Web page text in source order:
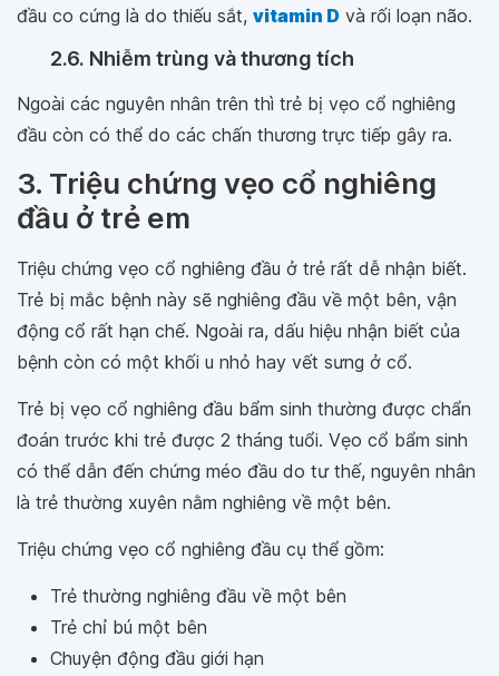
đầu co cứng là do thiếu sắt, vitamin D và rối loạn não.
2.6. Nhiễm trùng và thương tích
Ngoài các nguyên nhân trên thì trẻ bị vẹo cổ nghiêng
đầu còn có thể do các chấn thương trực tiếp gây ra.
3. Triệu chứng vẹo cổ nghiêng
đầu ở trẻ em
Triệu chứng vẹo cổ nghiêng đầu ở trẻ rất dễ nhận biết.
Trẻ bị mắc bệnh này sẽ nghiêng đầu về một bên, vận
động cổ rất hạn chế. Ngoài ra, dấu hiệu nhận biết của
bệnh còn có một khối u nhỏ hay vết sưng ở cổ.
Trẻ bị vẹo cổ nghiêng đầu bẩm sinh thường được chẩn
đoán trước khi trẻ được 2 tháng tuổi. Vẹo cổ bẩm sinh
có thể dẫn đến chứng méo đầu do tư thế, nguyên nhân
là trẻ thường xuyên nằm nghiêng về một bên.
Triệu chứng vẹo cổ nghiêng đầu cụ thể gồm:
Trẻ thường nghiêng đầu về một bên
Trẻ chỉ bú một bên
Chuyện động đầu giới hạn